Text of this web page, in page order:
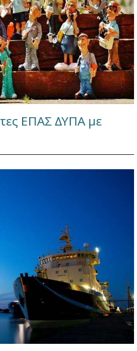
ΕΠΑΣ ΔΥΠΑ με